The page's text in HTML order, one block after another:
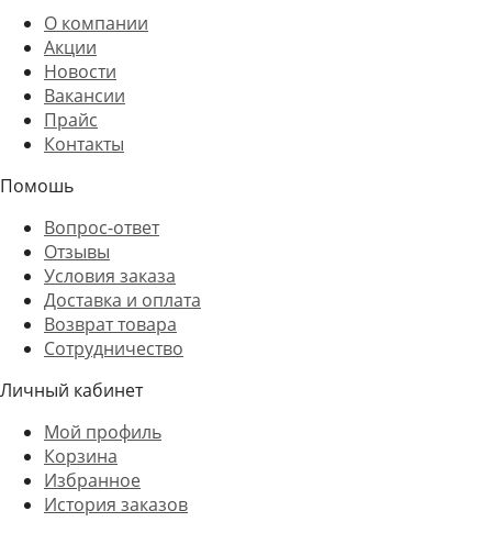
О компании
Акции
Новости
Вакансии
Прайс
Контакты
Помошь
Вопрос-ответ
Отзывы
Условия заказа
Доставка и оплата
Возврат товара
Сотрудничество
Личный кабинет
Мой профиль
Корзина
Избранное
История заказов